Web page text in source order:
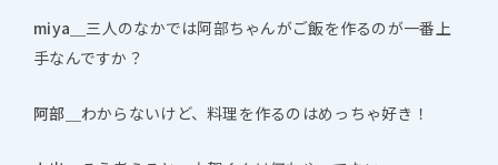
miya＿ 三人のなかでは阿部ちゃんがご飯を作るのが一番上
手なんですか？
阿部＿ わからないけど、料理を作るのはめっちゃ好き！